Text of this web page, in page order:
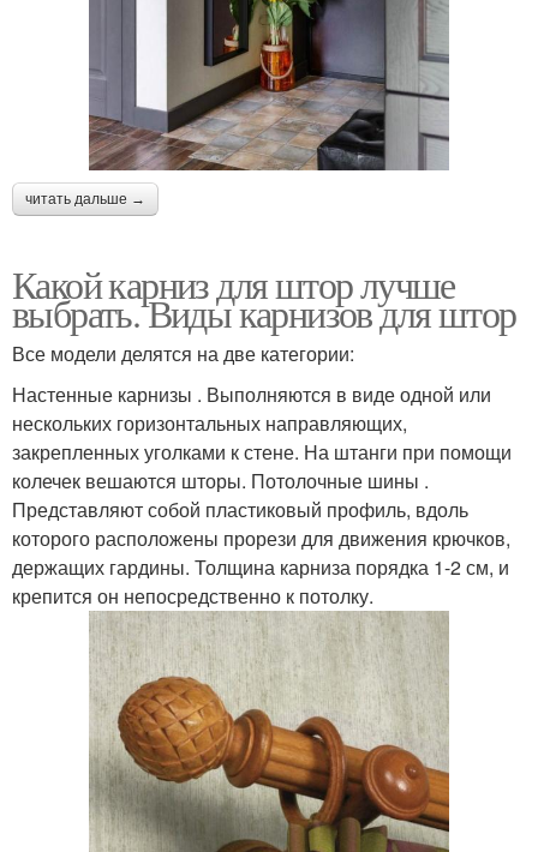
читать дальше →
Какой карниз для штор лучше
выбрать. Виды карнизов для штор
Все модели делятся на две категории:
Настенные карнизы . Выполняются в виде одной или
нескольких горизонтальных направляющих,
закрепленных уголками к стене. На штанги при помощи
колечек вешаются шторы. Потолочные шины .
Представляют собой пластиковый профиль, вдоль
которого расположены прорези для движения крючков,
держащих гардины. Толщина карниза порядка 1-2 см, и
крепится он непосредственно к потолку.